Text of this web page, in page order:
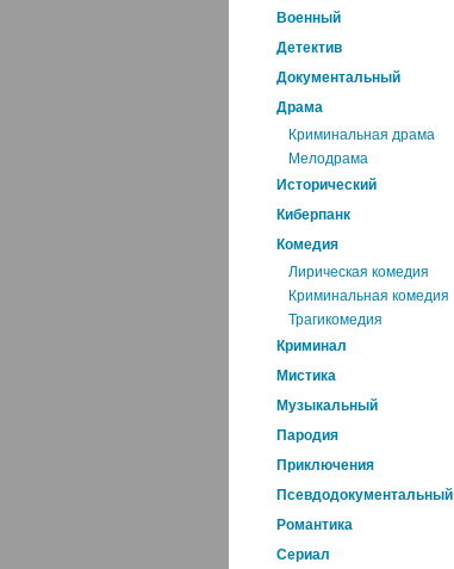
Военный
Детектив
Документальный
Драма
Криминальная драма
Мелодрама
Исторический
Киберпанк
Комедия
Лирическая комедия
Криминальная комедия
Трагикомедия
Криминал
Мистика
Музыкальный
Пародия
Приключения
Псевдодокументальный
Романтика
Cериал